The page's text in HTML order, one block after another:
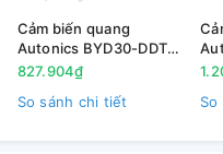
Mô tả
Cảm biến quang
Autonics BYD30-DDT
30mm, phản xạ hội tụ,
827.904₫
So sánh chi tiết